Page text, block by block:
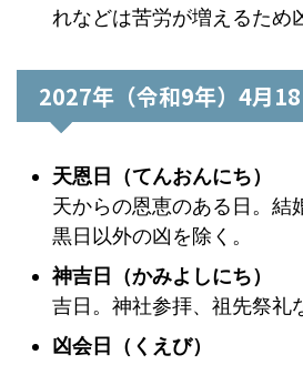
れなどは苦労が増えるため
2027年（令和9年）4月
天恩日（てんおんにち）
天からの恩恵のある日。結
黒日以外の凶を除く。
神吉日（かみよしにち）
吉日。神社参拝、祖先祭礼
凶会日（くえび）